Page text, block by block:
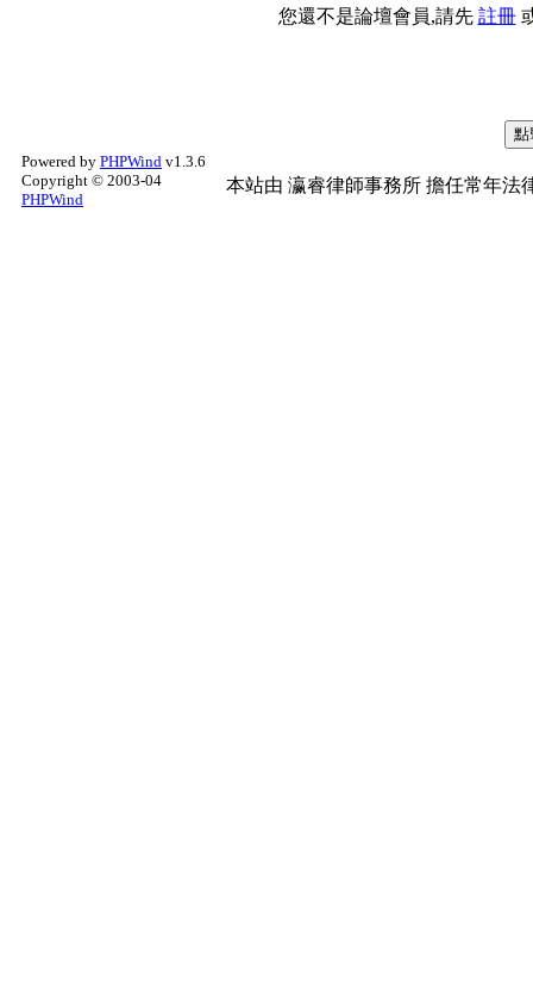
您還不是論壇會員,請先 註冊
Powered by PHPWind v1.3.6
Copyright © 2003-04
PHPWind
本站由 瀛睿律師事務所 擔任常年法